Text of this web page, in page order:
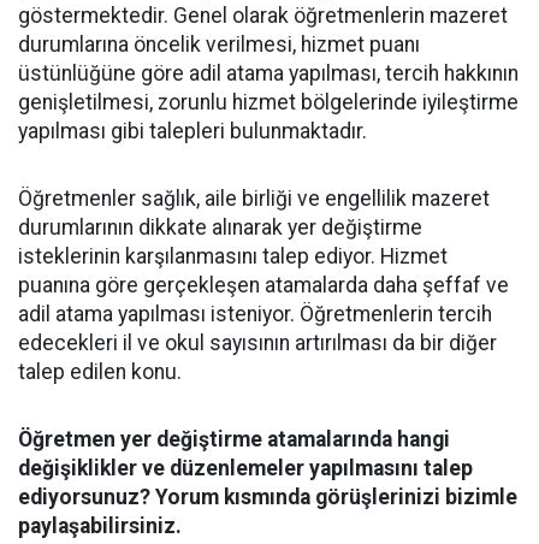
göstermektedir. Genel olarak öğretmenlerin mazeret
durumlarına öncelik verilmesi, hizmet puanı
üstünlüğüne göre adil atama yapılması, tercih hakkının
genişletilmesi, zorunlu hizmet bölgelerinde iyileştirme
yapılması gibi talepleri bulunmaktadır.
Öğretmenler sağlık, aile birliği ve engellilik mazeret
durumlarının dikkate alınarak yer değiştirme
isteklerinin karşılanmasını talep ediyor. Hizmet
puanına göre gerçekleşen atamalarda daha şeffaf ve
adil atama yapılması isteniyor. Öğretmenlerin tercih
edecekleri il ve okul sayısının artırılması da bir diğer
talep edilen konu.
Öğretmen yer değiştirme atamalarında hangi
değişiklikler ve düzenlemeler yapılmasını talep
ediyorsunuz? Yorum kısmında görüşlerinizi bizimle
paylaşabilirsiniz.